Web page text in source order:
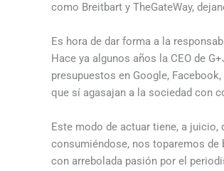
como Breitbart y TheGateWay,
Es hora de dar forma a la
Hace ya algunos años la CEO de
presupuestos en Google,
que sí agasajan a la sociedad con
Este modo de actuar tiene, a
consumiéndose, nos toparemos de
con arrebolada pasión por el